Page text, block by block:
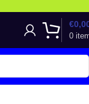
0
€